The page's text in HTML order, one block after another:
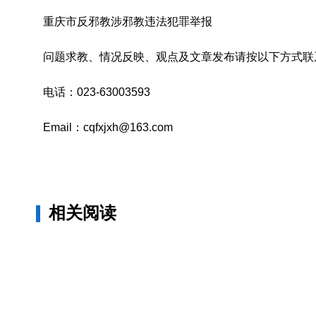
重庆市反邪教涉邪教违法犯罪举报
问题求教、情况反映、观点及文章发布请按以下方式
电话：023-63003593
Email：cqfxjxh@163.com
相关阅读